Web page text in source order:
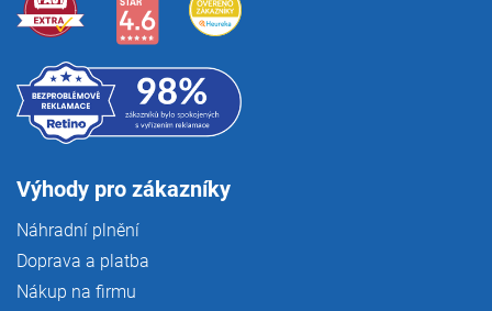
Výhody pro zákazníky
Náhradní plnění
Doprava a platba
Nákup na firmu